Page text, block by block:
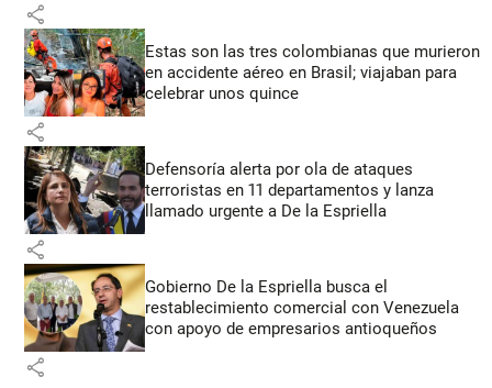
share
Estas son las tres colombianas que murieron
en accidente aéreo en Brasil; viajaban para
celebrar unos quince
share
Defensoría alerta por ola de ataques
terroristas en 11 departamentos y lanza
llamado urgente a De la Espriella
share
Gobierno De la Espriella busca el
restablecimiento comercial con Venezuela
con apoyo de empresarios antioqueños
share